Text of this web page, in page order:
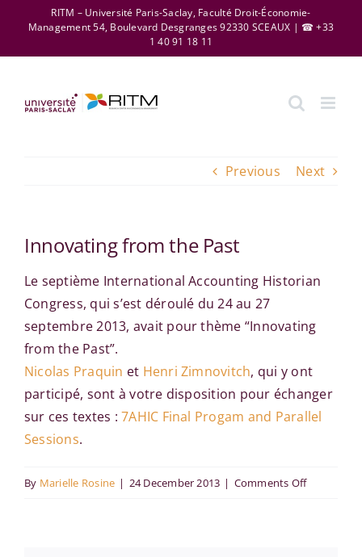
content
RITM – Université Paris-Saclay, Faculté Droit-Économie-
Management 54, Boulevard Desgranges 92330 SCEAUX | ☎ +33
1 40 91 18 11
Previous Next
Innovating from the Past
Le septième International Accounting Historian
Congress, qui s’est déroulé du 24 au 27
septembre 2013, avait pour thème “Innovating
from the Past”.
Nicolas Praquin et Henri Zimnovitch, qui y ont
participé, sont à votre disposition pour échanger
sur ces textes :7AHIC Final Progam and Parallel
Sessions.
By Marielle Rosine | 24 December 2013 | Comments Offon